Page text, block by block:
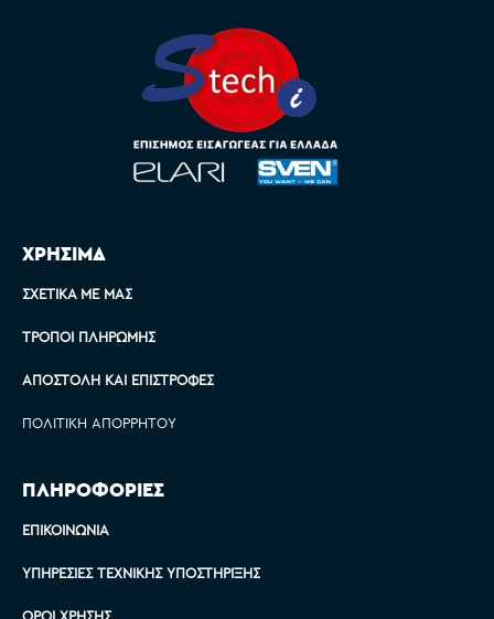
ΧΡΗΣΙΜΑ
ΣΧΕΤΙΚΆ ΜΕ ΜΑΣ
ΤΡΌΠΟΙ ΠΛΗΡΩΜΉΣ
ΑΠΟΣΤΟΛΉ ΚΑΙ ΕΠΙΣΤΡΟΦΈΣ
ΠΟΛΙΤΙΚΉ ΑΠΟΡΡΉΤΟΥ
ΠΛΗΡΟΦΟΡΙΕΣ
ΕΠΙΚΟΙΝΩΝΊΑ
ΥΠΗΡΕΣΊΕΣ ΤΕΧΝΙΚΉΣ ΥΠΟΣΤΉΡΙΞΗΣ